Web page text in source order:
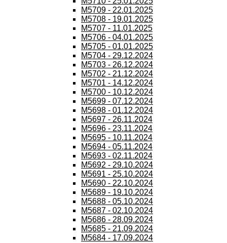
M5709 - 22.01.2025
M5708 - 19.01.2025
M5707 - 11.01.2025
M5706 - 04.01.2025
M5705 - 01.01.2025
M5704 - 29.12.2024
M5703 - 26.12.2024
M5702 - 21.12.2024
M5701 - 14.12.2024
M5700 - 10.12.2024
M5699 - 07.12.2024
M5698 - 01.12.2024
M5697 - 26.11.2024
M5696 - 23.11.2024
M5695 - 10.11.2024
M5694 - 05.11.2024
M5693 - 02.11.2024
M5692 - 29.10.2024
M5691 - 25.10.2024
M5690 - 22.10.2024
M5689 - 19.10.2024
M5688 - 05.10.2024
M5687 - 02.10.2024
M5686 - 28.09.2024
M5685 - 21.09.2024
M5684 - 17.09.2024